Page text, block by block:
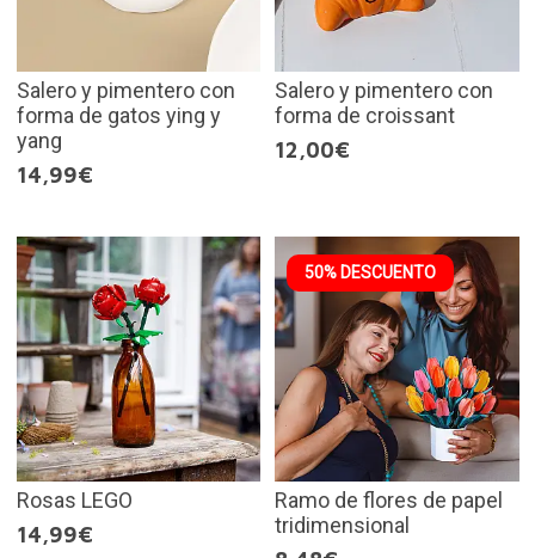
Salero y pimentero con
forma de gatos ying y
yang
14,99€
Salero y pimentero con
forma de croissant
12,00€
Rosas LEGO
14,99€
50% DESCUENTO
Ramo de flores de papel
tridimensional